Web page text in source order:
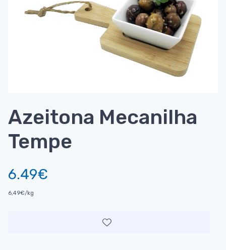
Azeitona Mecanilha
Tempe
6.49€
6,49€/kg